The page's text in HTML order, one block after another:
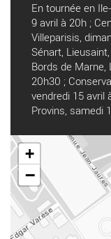
En tournée en
9 avril à 20h ;
Villeparisis,
Sénart,
Bords de Marne,
20h30 ;
vendredi 15 avril
Provins, samedi
+
−